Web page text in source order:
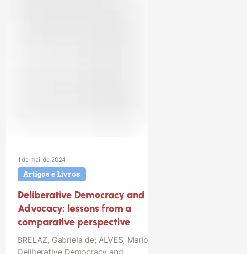
Deliberative Democracy and
Advocacy: lessons from a
comparative perspective
BRELAZ, Gabriela de; ALVES, Mario A.
Deliberative Democracy and
Artigos e Livros
1 de mai. de 2024